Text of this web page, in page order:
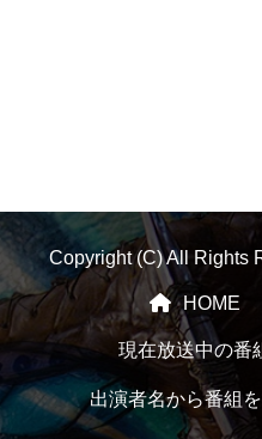
Copyright (C) All Rights
HOME
現在放送中の番
出演者名から番組